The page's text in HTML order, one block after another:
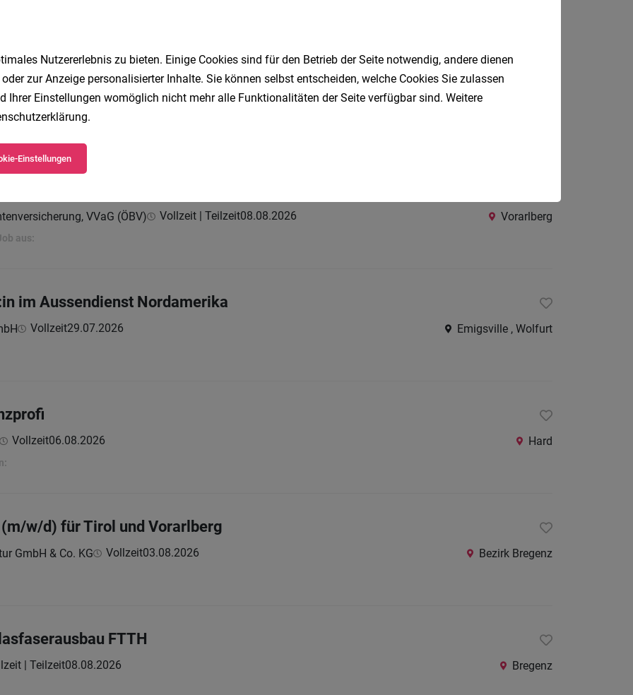
im Außendienst Vorarlberg (m/w/d)
VVaG (ÖBV) Vollzeit | Teilzeit 07.08.2026
VVaG (ÖBV) Vollzeit | Teilzeit08.08.2026 Vorarlberg
aus:
im Aussendienst Nordamerika
Vollzeit29.07.2026 Emigsville , Wolfurt
Vollzeit06.08.2026 Hard
w/d) für Tirol und Vorarlberg
GmbH & Co. KG Vollzeit03.08.2026 Bezirk Bregenz
FTTH
| Teilzeit08.08.2026 Bregenz
Nutzererlebnis zu bieten. Einige Cookies sind für den Betrieb der Seite notwendig, andere dienen
zur Anzeige personalisierter Inhalte. Sie können selbst entscheiden, welche Cookies Sie zulassen
Ihrer Einstellungen womöglich nicht mehr alle Funktionalitäten der Seite verfügbar sind. Weitere
.
Einstellungen